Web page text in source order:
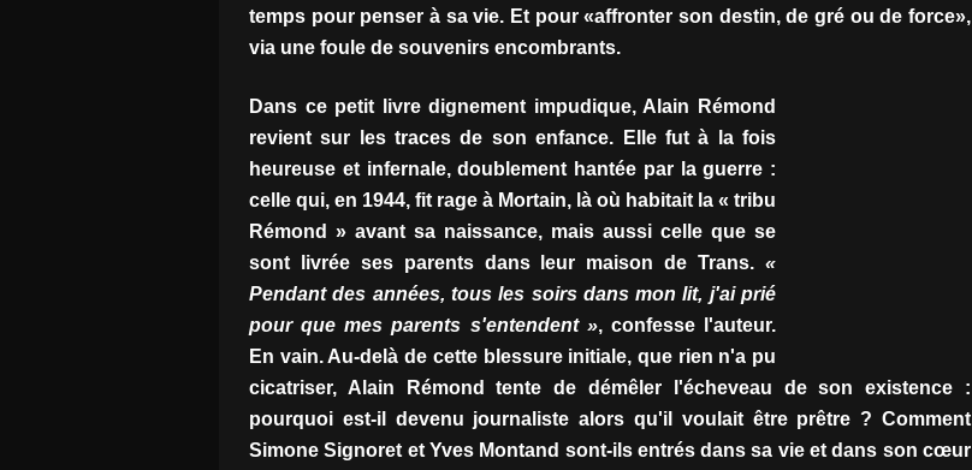
temps pour penser à sa vie. Et pour «affronter son destin, de gré ou de force»,
via une foule de souvenirs encombrants.
Dans ce petit livre dignement impudique, Alain Rémond
revient sur les traces de son enfance. Elle fut à la fois
heureuse et infernale, doublement hantée par la guerre :
celle qui, en 1944, fit rage à Mortain, là où habitait la « tribu
Rémond » avant sa naissance, mais aussi celle que se
sont livrée ses parents dans leur maison de Trans. «
Pendant des années, tous les soirs dans mon lit, j'ai prié
pour que mes parents s'entendent », confesse l'auteur.
En vain. Au-delà de cette blessure initiale, que rien n'a pu
cicatriser, Alain Rémond tente de démêler l'écheveau de son existence :
pourquoi est-il devenu journaliste alors qu'il voulait être prêtre ? Comment
Simone Signoret et Yves Montand sont-ils entrés dans sa vie et dans son cœur